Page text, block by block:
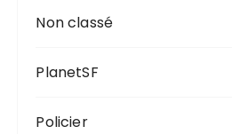
Non classé
PlanetSF
Policier